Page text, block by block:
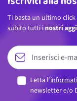
Ti basta un ultimo click
subito tutti i nostri
Letta l’
newsletter e/o